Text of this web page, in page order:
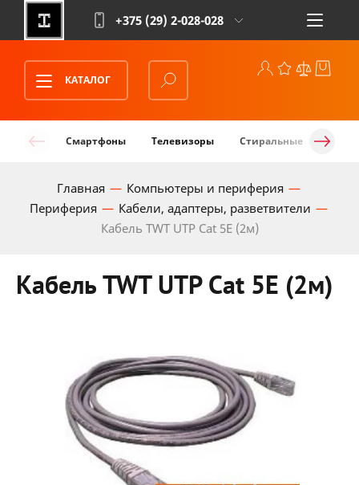
+375 (29) 2-028-028
КАТАЛОГ
Смартфоны Телевизоры Стиральные машины
Главная
Компьютеры и периферия
Периферия
Кабели, адаптеры, разветвители
Кабель TWT UTP Cat 5E (2м)
Кабель TWT UTP Cat 5E (2м)